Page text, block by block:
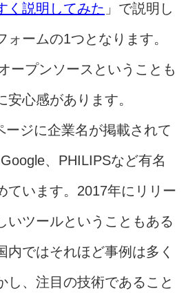
く説明してみた 」で説明し
ォームの1つとなります。
ープンソースということも
安心感があります。
ージに企業名が掲載されて
、PHILIPSなど有名
ています。2017年にリリー
いツールということもある
内ではそれほど事例は多く
し、注目の技術であること